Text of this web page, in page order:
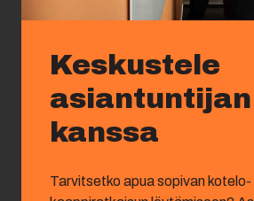
Keskustele
asiantuntijan
kanssa
Tarvitsetko apua sopivan kotelo-